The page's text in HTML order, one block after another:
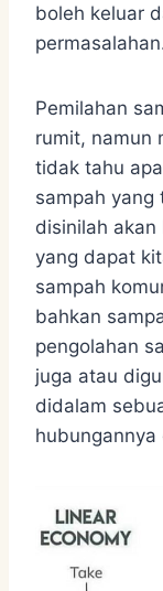
boleh keluar
Pemilahan
rumit, namun
tidak tahu
sampah yang
disinilah
yang dapat
sampah
bahkan
pengolahan
juga atau
didalam
hubungannya